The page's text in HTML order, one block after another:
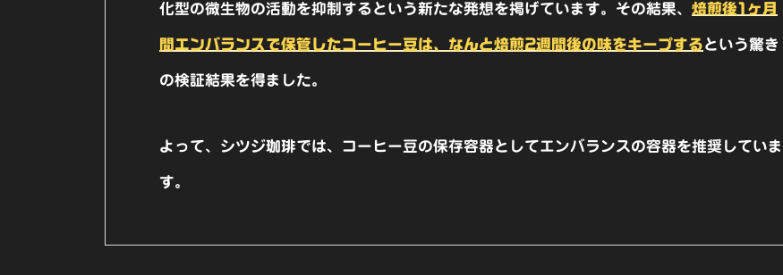
ウ
ン
個
化型の微生物の活動を抑制するという新たな発想を掲げています。その結果、 焙煎後1ヶ月
間エンバランスで保管したコーヒー豆は、なんと焙煎2週間後の味をキープするという驚き
の検証結果を得ました。
よって、シツジ珈琲では、コーヒー豆の保存容器としてエンバランスの容器を推奨していま
す。